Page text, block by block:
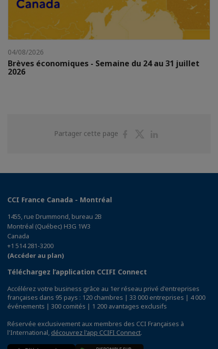
04/08/2026
Brèves économiques - Semaine du 24 au 31 juillet
2026
Partager cette page
PartagerPartager
CCI France Canada - Montréal
1455, rue Drummond, bureau 2B
Montréal (Québec) H3G 1W3
Canada
+1 514 281-3200
(Accéder au plan)
Téléchargez l’application CCIFI Connect
Accélérez votre business grâce au 1er réseau privé d'entreprises
françaises dans 95 pays : 120 chambres | 33 000 entreprises | 4 000
événements | 300 comités | 1 200 avantages exclusifs
Réservée exclusivement aux membres des CCI Françaises à
l'International, découvrez l'app CCIFI Connect.